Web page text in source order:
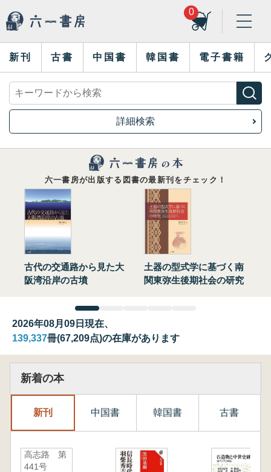
0
新刊 古書 中国書 韓国書 電子書籍
詳細検索
六一書房が出版する図書の最新刊をチェック！
古代の交通路から見た大
阪湾沿岸の古墳
土器の型式学に基づく南
関東弥生後期社会の研究
2026年08月09日現在、
139,337冊(67,209点)の在庫があります
新着の本
新刊 中国書 韓国書 古書
高志路 第
441号